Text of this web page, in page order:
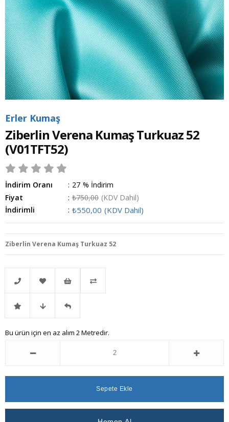
Erler Kumaş
Ziberlin Verena Kumaş Turkuaz 52
(V01TFT52)
İndirim Oranı : %
27
İndirim
Fiyat
: ₺750,00 (KDV Dahil)
İndirimli
: ₺550,00 (KDV Dahil)
Ziberlin Verena Kumaş Turkuaz 52
Telefonla
Sipariş
Favorilere
Ekle
İstek
Listeme
İndirimli Fiyat
Ver
Gelince
Bu ürün için en az alım 2 Metredir.